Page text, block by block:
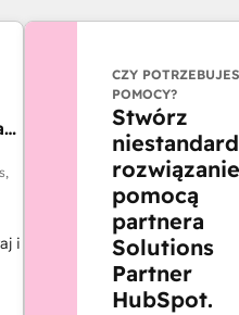
i
CZY
POMOCY?
Stwórz
pomocą
partnera
Solutions
Partner
HubSpot.